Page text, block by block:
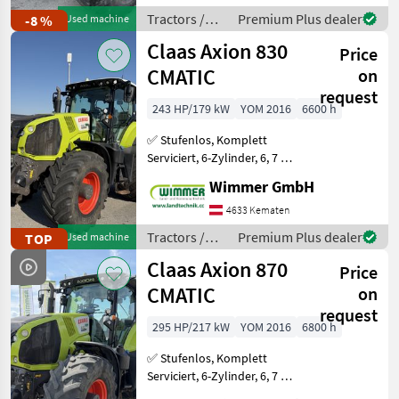
-8 % Used machine
Tractors /
Fendt
Premium Plus dealer
TOP Used machine
Claas Axion 830
CMATIC
Price
on
request
243 HP/179 kW YOM 2016
6600 h
✅ Stufenlos, Komplett
Serviciert, 6-Zylinder, 6, 7 L,
CLAAS AXION 830 CMATIC
aus dem Jahr 2016 ist ein
richtig starker Allrounder
für Feld und
Wimmer GmbH
4633 Kematen
Tractors /
Claas
Premium Plus dealer
Claas Axion 870
CMATIC
Price
on
request
295 HP/217 kW YOM 2016
6800 h
✅ Stufenlos, Komplett
Serviciert, 6-Zylinder, 6, 7 L,